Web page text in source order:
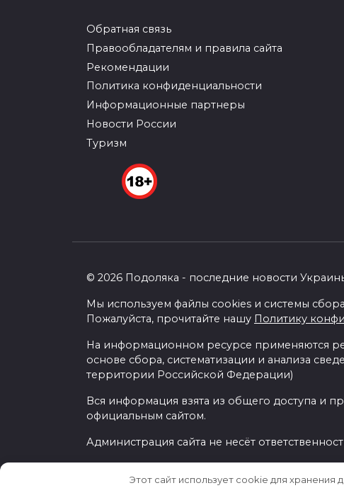
Обратная связь
Правообладателям и правила сайта
Рекомендации
Политика конфиденциальности
Информационные партнеры
Новости России
Туризм
© 2026 Подоляка - последние новости
Мы используем файлы cookies и системы
Пожалуйста, прочитайте нашу Политику
На информационном ресурсе применяются
основе сбора, систематизации и анализа
территории Российской Федерации)
Вся информация взята из общего доступа и
официальным сайтом.
Администрация сайта не несёт
Этот сайт использует cookie для хранения